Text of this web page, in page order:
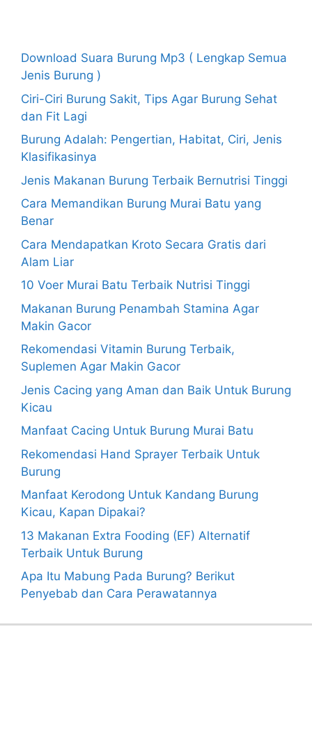
Download Suara Burung Mp3 ( Lengkap Semua
Jenis Burung )
Ciri-Ciri Burung Sakit, Tips Agar Burung Sehat
dan Fit Lagi
Burung Adalah: Pengertian, Habitat, Ciri, Jenis
Klasifikasinya
Jenis Makanan Burung Terbaik Bernutrisi Tinggi
Cara Memandikan Burung Murai Batu yang
Benar
Cara Mendapatkan Kroto Secara Gratis dari
Alam Liar
10 Voer Murai Batu Terbaik Nutrisi Tinggi
Makanan Burung Penambah Stamina Agar
Makin Gacor
Rekomendasi Vitamin Burung Terbaik,
Suplemen Agar Makin Gacor
Jenis Cacing yang Aman dan Baik Untuk Burung
Kicau
Manfaat Cacing Untuk Burung Murai Batu
Rekomendasi Hand Sprayer Terbaik Untuk
Burung
Manfaat Kerodong Untuk Kandang Burung
Kicau, Kapan Dipakai?
13 Makanan Extra Fooding (EF) Alternatif
Terbaik Untuk Burung
Apa Itu Mabung Pada Burung? Berikut
Penyebab dan Cara Perawatannya